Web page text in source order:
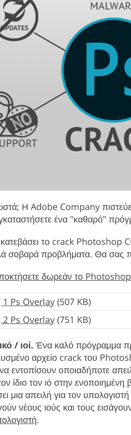
Η Adobe Company πιστεύει
ένα "καθαρό"
το crack Photoshop
σοβαρά προβλήματα. Θα σας
δωρεάν το Photoshop
1 Ps Overlay (507 KB)
2 Ps Overlay (751 KB)
/ ιοί. Ένα καλό πρόγραμμα
αρχείο crack του
να εντοπίσουν οποιαδήποτε
ίδιο τον ιό στην
μια απειλή για τον
νέους ιούς και τους
.